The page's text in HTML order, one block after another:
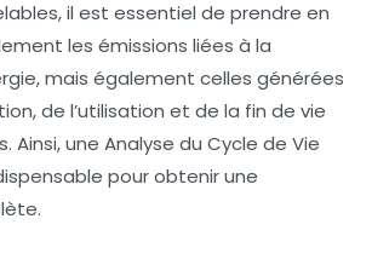
il est essentiel de prendre en
les émissions liées à la
mais également celles générées
de l’utilisation et de la fin de vie
Ainsi, une Analyse du Cycle de Vie
pour obtenir une